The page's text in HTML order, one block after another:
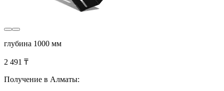
глубина 1000 мм
2 491 ₸
Получение в Алматы: